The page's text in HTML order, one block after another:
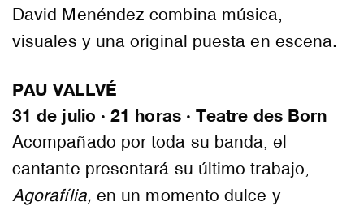
David Menéndez combina música,
visuales y una original puesta en escena.
PAU VALLVÉ
31 de julio · 21 horas · Teatre des Born
Acompañado por toda su banda, el
cantante presentará su último trabajo,
Agorafília, en un momento dulce y